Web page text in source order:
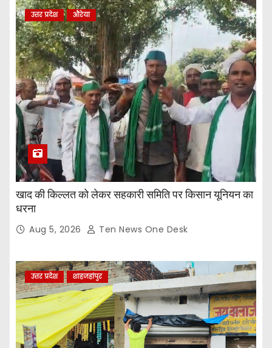
उत्तर प्रदेश औरेया
खाद की किल्लत को लेकर सहकारी समिति पर किसान यूनियन का
धरना
Aug 5, 2026 Ten News One Desk
उत्तर प्रदेश शाहजहांपुर